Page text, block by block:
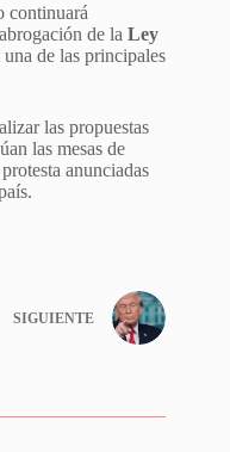
continuará
de la Ley
de las principales
las propuestas
las mesas de
anunciadas
SIGUIENTE